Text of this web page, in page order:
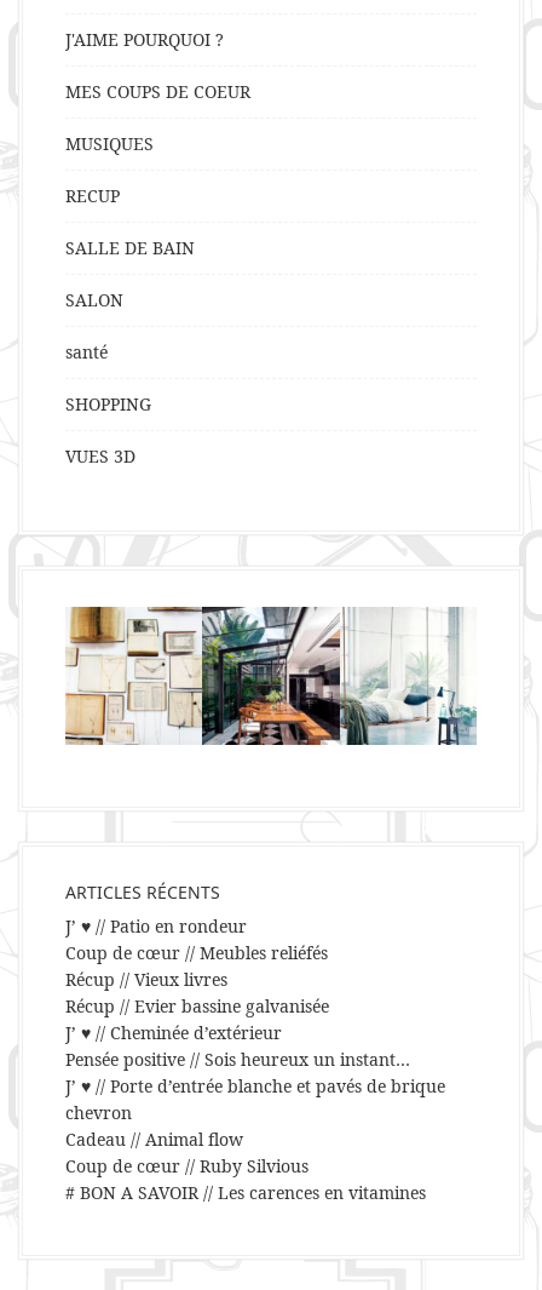
J'AIME POURQUOI ?
MES COUPS DE COEUR
MUSIQUES
RECUP
SALLE DE BAIN
SALON
santé
SHOPPING
VUES 3D
ARTICLES RÉCENTS
J’ ♥ // Patio en rondeur
Coup de cœur // Meubles reliéfés
Récup // Vieux livres
Récup // Evier bassine galvanisée
J’ ♥ // Cheminée d’extérieur
Pensée positive // Sois heureux un instant…
J’ ♥ // Porte d’entrée blanche et pavés de brique
chevron
Cadeau // Animal flow
Coup de cœur // Ruby Silvious
# BON A SAVOIR // Les carences en vitamines